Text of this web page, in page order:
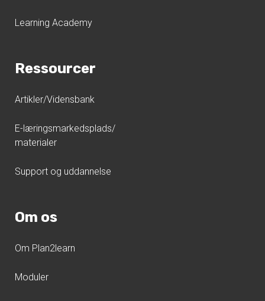
Learning Academy
Ressourcer
Artikler/Vidensbank
E-læringsmarkedsplads/
materialer
Support og uddannelse
Om os
Om Plan2learn
Moduler